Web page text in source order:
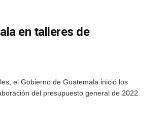
en talleres de
el Gobierno de Guatemala inició los
del presupuesto general de 2022.